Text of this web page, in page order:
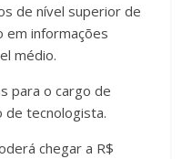
de nível superior de
em informações
médio.
para o cargo de
de tecnologista.
chegar a R$